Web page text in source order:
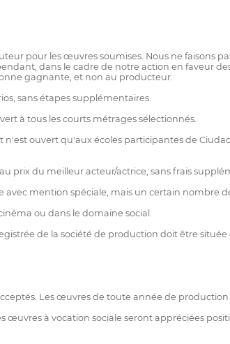
pour les œuvres soumises. Nous ne faisons
dans le cadre de notre action en faveur
gagnante, et non au producteur.
sans étapes supplémentaires.
à tous les courts métrages sélectionnés.
n'est ouvert qu'aux écoles participantes de
prix du meilleur acteur/actrice, sans frais
mention spéciale, mais un certain nombre
ou dans le domaine social.
de la société de production doit être
Les œuvres de toute année de
à vocation sociale seront appréciées